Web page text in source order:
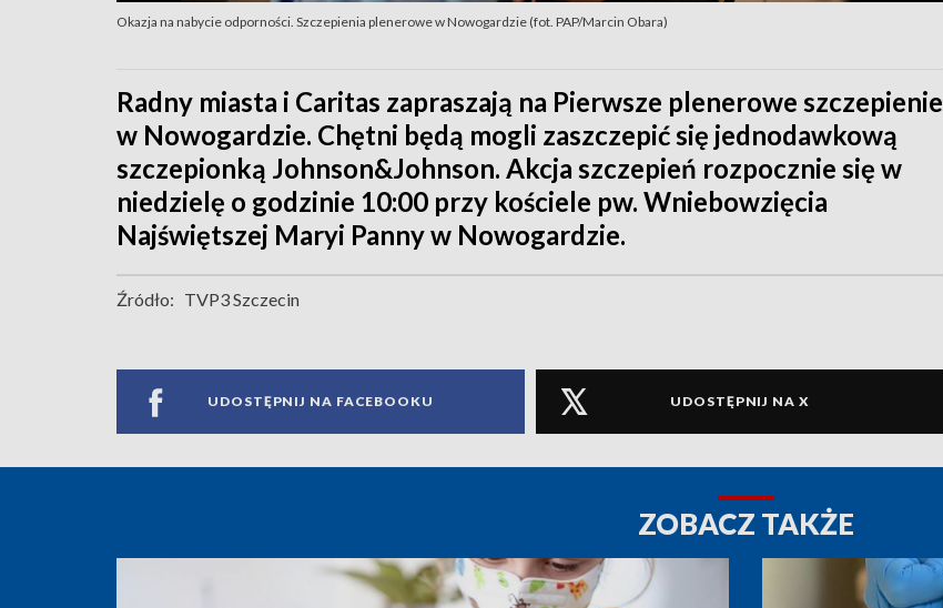
Okazja na nabycie odporności. Szczepienia plenerowe w Nowogardzie (fot. PAP/Marcin Obara)
Radny miasta i Caritas zapraszają na Pierwsze plenerowe szczepienie
w Nowogardzie. Chętni będą mogli zaszczepić się jednodawkową
szczepionką Johnson&Johnson. Akcja szczepień rozpocznie się w
niedzielę o godzinie 10:00 przy kościele pw. Wniebowzięcia
Najświętszej Maryi Panny w Nowogardzie.
Źródło: TVP3 Szczecin
UDOSTĘPNIJ NA FACEBOOKU UDOSTĘPNIJ NA X
ZOBACZ TAKŻE